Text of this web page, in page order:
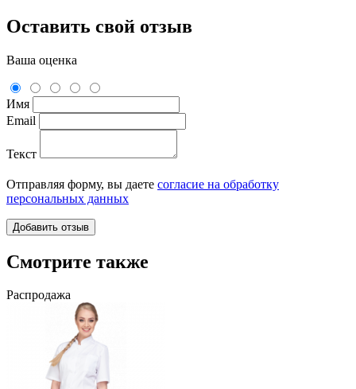
Оставить свой отзыв
Ваша оценка
Имя
Email
Текст
Отправляя форму, вы даете согласие на обработку
персональных данных
Смотрите также
Распродажа